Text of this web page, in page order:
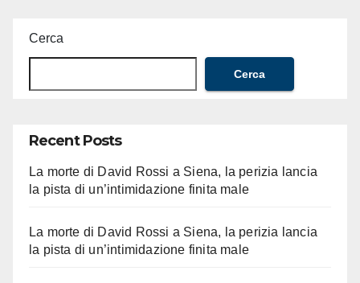
Cerca
Cerca
Recent Posts
La morte di David Rossi a Siena, la perizia lancia
la pista di un’intimidazione finita male
La morte di David Rossi a Siena, la perizia lancia
la pista di un’intimidazione finita male